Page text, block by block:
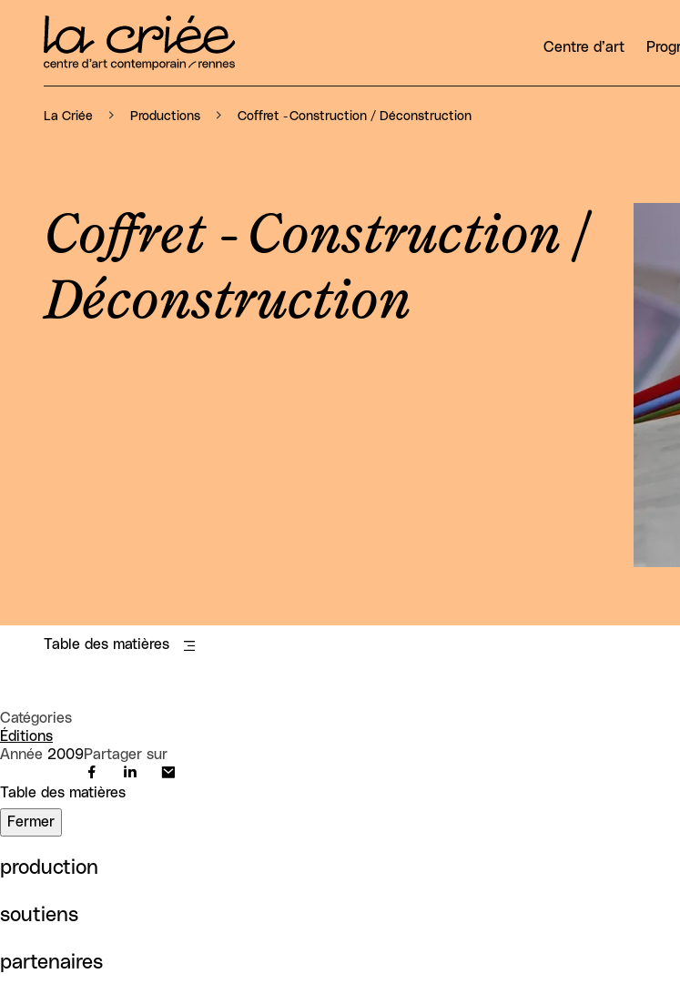
Centre d’art
La Criée Productions Coffret - Construction / Déconstruction
Coffret - Construction /
Déconstruction
Table des matières
Catégories
Éditions
Année 2009Partager sur
Table des matières
Fermer
production
soutiens
partenaires